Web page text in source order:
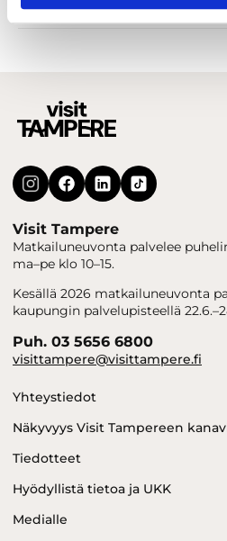
Visit Tampere
Matkailuneuvonta palvelee
ma–pe klo 10–15.
Kesällä 2026 matkailuneuvonta
kaupungin palvelupisteellä
Puh. 03 5656 6800
visittampere@visittampere.fi
Yhteystiedot
Näkyvyys Visit Tampereen
Tiedotteet
Hyödyllistä tietoa ja UKK
Medialle